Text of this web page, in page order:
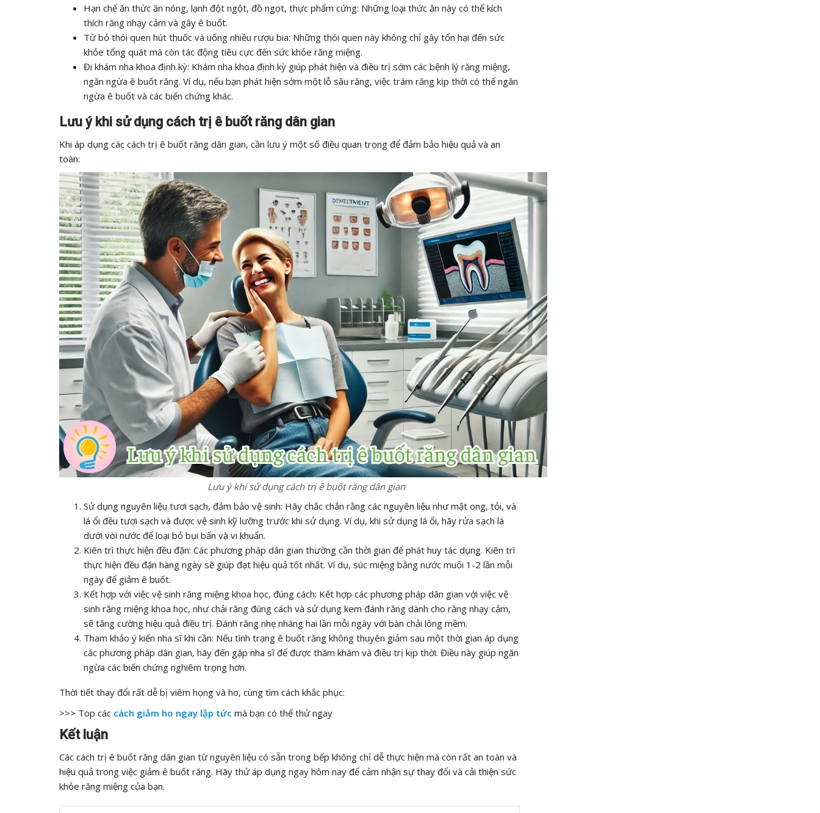
Hạn chế ăn thức ăn nóng, lạnh đột ngột, đồ ngọt, thực phẩm cứng: Những loại thức ăn này có thể kích
thích răng nhạy cảm và gây ê buốt.
Từ bỏ thói quen hút thuốc và uống nhiều rượu bia: Những thói quen này không chỉ gây tổn hại đến sức
khỏe tổng quát mà còn tác động tiêu cực đến sức khỏe răng miệng.
Đi khám nha khoa định kỳ: Khám nha khoa định kỳ giúp phát hiện và điều trị sớm các bệnh lý răng miệng,
ngăn ngừa ê buốt răng. Ví dụ, nếu bạn phát hiện sớm một lỗ sâu răng, việc trám răng kịp thời có thể ngăn
ngừa ê buốt và các biến chứng khác.
Lưu ý khi sử dụng cách trị ê buốt răng dân gian
Khi áp dụng các cách trị ê buốt răng dân gian, cần lưu ý một số điều quan trọng để đảm bảo hiệu quả và an
toàn:
Lưu ý khi sử dụng cách trị ê buốt răng dân gian
Sử dụng nguyên liệu tươi sạch, đảm bảo vệ sinh: Hãy chắc chắn rằng các nguyên liệu như mật ong, tỏi, và
lá ổi đều tươi sạch và được vệ sinh kỹ lưỡng trước khi sử dụng. Ví dụ, khi sử dụng lá ổi, hãy rửa sạch lá
dưới vòi nước để loại bỏ bụi bẩn và vi khuẩn.
Kiên trì thực hiện đều đặn: Các phương pháp dân gian thường cần thời gian để phát huy tác dụng. Kiên trì
thực hiện đều đặn hàng ngày sẽ giúp đạt hiệu quả tốt nhất. Ví dụ, súc miệng bằng nước muối 1-2 lần mỗi
ngày để giảm ê buốt.
Kết hợp với việc vệ sinh răng miệng khoa học, đúng cách: Kết hợp các phương pháp dân gian với việc vệ
sinh răng miệng khoa học, như chải răng đúng cách và sử dụng kem đánh răng dành cho răng nhạy cảm,
sẽ tăng cường hiệu quả điều trị. Đánh răng nhẹ nhàng hai lần mỗi ngày với bàn chải lông mềm.
Tham khảo ý kiến nha sĩ khi cần: Nếu tình trạng ê buốt răng không thuyên giảm sau một thời gian áp dụng
các phương pháp dân gian, hãy đến gặp nha sĩ để được thăm khám và điều trị kịp thời. Điều này giúp ngăn
ngừa các biến chứng nghiêm trọng hơn.
Thời tiết thay đổi rất dễ bị viêm họng và ho, cùng tìm cách khắc phục:
>>> Top các cách giảm ho ngay lập tức mà bạn có thể thử ngay
Kết luận
Các cách trị ê buốt răng dân gian từ nguyên liệu có sẵn trong bếp không chỉ dễ thực hiện mà còn rất an toàn và
hiệu quả trong việc giảm ê buốt răng. Hãy thử áp dụng ngay hôm nay để cảm nhận sự thay đổi và cải thiện sức
khỏe răng miệng của bạn.